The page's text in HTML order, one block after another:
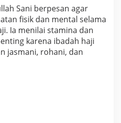
Sani berpesan agar
fisik dan mental selama
Ia menilai stamina dan
karena ibadah haji
jasmani, rohani, dan